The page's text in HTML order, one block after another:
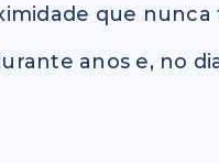
que
anos e, no